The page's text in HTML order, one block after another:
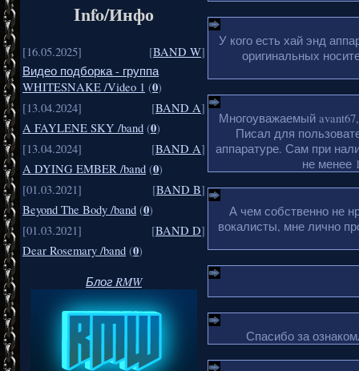
Info/Инфо
[16.05.2025] [BAND W]
Видео подборка - группа
WHITESNAKE /Video 1 (0)
[13.04.2024]
[BAND A]
A FAYLENE SKY /band (0)
[13.04.2024]
[BAND A]
A DYING EMBER /band (0)
[01.03.2021]
[BAND B]
Beyond The Body /band (0)
[01.03.2021]
[BAND D]
Dear Rosemary /band (0)
Блог RMW
У кого есть хай энд
оригинальных
Многоуважаемый
Писал для
аппаратуре. Сам при
не менее
А чем собственно не
вокалисты, мне лично
Спасибо за